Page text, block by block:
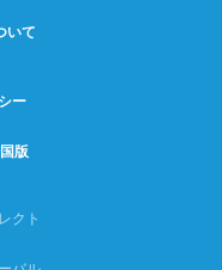
いて
ー
版
クト